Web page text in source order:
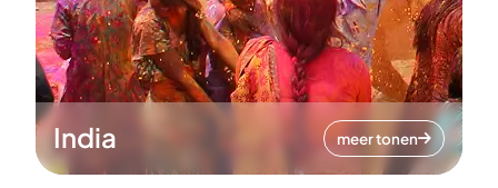
India meer tonen